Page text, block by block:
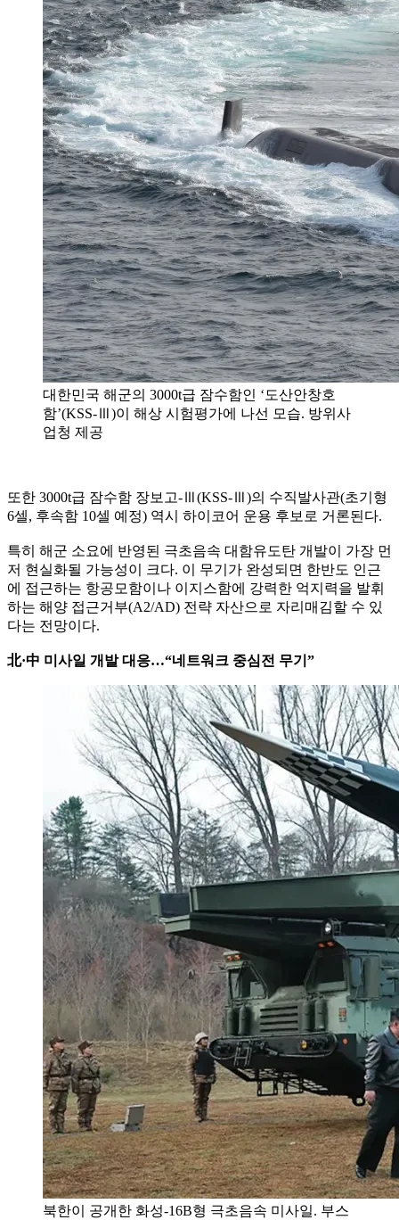
대한민국 해군의 3000t급 잠수함인 ‘도산안창호
함’(KSS-Ⅲ)이 해상 시험평가에 나선 모습. 방위사
업청 제공
또한 3000t급 잠수함 장보고-Ⅲ(KSS-Ⅲ)의 수직발사관(초기형
6셀, 후속함 10셀 예정) 역시 하이코어 운용 후보로 거론된다.
특히 해군 소요에 반영된 극초음속 대함유도탄 개발이 가장 먼
저 현실화될 가능성이 크다. 이 무기가 완성되면 한반도 인근
에 접근하는 항공모함이나 이지스함에 강력한 억지력을 발휘
하는 해양 접근거부(A2/AD) 전략 자산으로 자리매김할 수 있
다는 전망이다.
北·中 미사일 개발 대응…“네트워크 중심전 무기”
북한이 공개한 화성-16B형 극초음속 미사일. 부스